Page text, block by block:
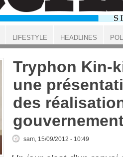
Tryphon Kin-
une
des
sam, 15/09/2012 - 10:49
LIFESTYLE HEADLINES